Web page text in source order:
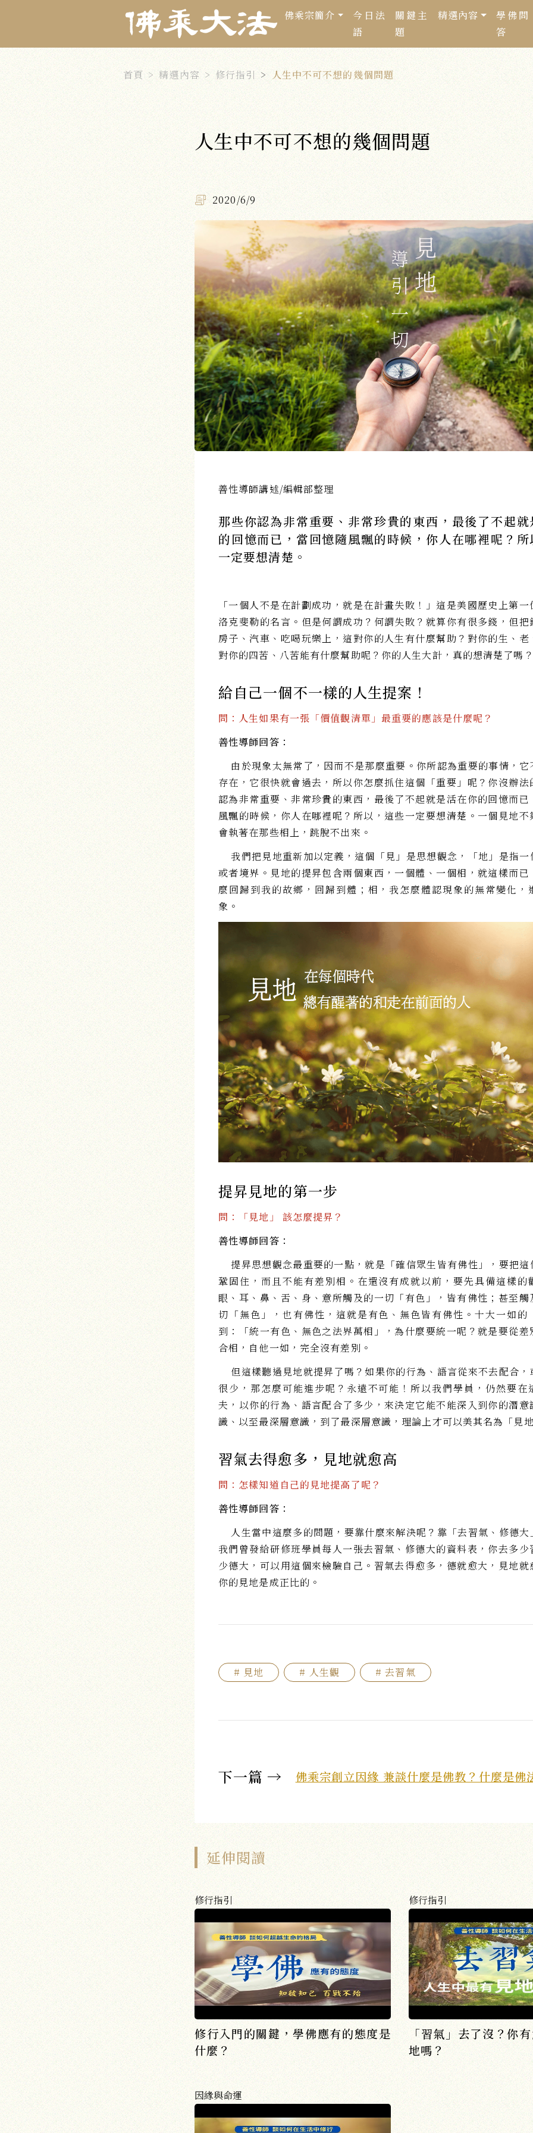
佛乘宗簡介
今日法
語
關鍵主
題
精選內容
學佛問
答
首頁 精選內容 修行指引 人生中不可不想的幾個問題
人生中不可不想的幾個問題
2020/6/9
善性導師講述/編輯部整理
那些你認為非常重要、非常珍貴的東西，最後了不起
的回憶而已，當回憶隨風飄的時候，你人在哪裡呢？
一定要想清楚。
「一個人不是在計劃成功，就是在計畫失敗！」這是美國歷史上第
洛克斐勒的名言。但是何謂成功？何謂失敗？就算你有很多錢，但把
房子、汽車、吃喝玩樂上，這對你的人生有什麼幫助？對你的生、老
對你的四苦、八苦能有什麼幫助呢？你的人生大計，真的想清楚了嗎
給自己一個不一樣的人生提案！
問：人生如果有一張「價值觀清單」最重要的應該是什麼呢？
善性導師回答：
由於現象太無常了，因而不是那麼重要。你所認為重要的事情，它
存在，它很快就會過去，所以你怎麼抓住這個「重要」呢？你沒辦法
認為非常重要、非常珍貴的東西，最後了不起就是活在你的回憶而已
風飄的時候，你人在哪裡呢？所以，這些一定要想清楚。一個見地不
會執著在那些相上，跳脫不出來。
我們把見地重新加以定義，這個「見」是思想觀念，「地」是指一
或者境界。見地的提昇包含兩個東西，一個體、一個相，就這樣而已
麼回歸到我的故鄉，回歸到體；相，我怎麼體認現象的無常變化，
象。
提昇見地的第一步
問：「見地」 該怎麼提昇？
善性導師回答：
提昇思想觀念最重要的一點，就是「確信眾生皆有佛性」，要把這
鞏固住，而且不能有差別相。在還沒有成就以前，要先具備這樣的
眼、耳、鼻、舌、身、意所觸及的一切「有色」，皆有佛性；甚至觸
切「無色」，也有佛性，這就是有色、無色皆有佛性。十大一如的
到：「統一有色、無色之法界萬相」，為什麼要統一呢？就是要從差
合相，自他一如，完全沒有差別。
但這樣聽過見地就提昇了嗎？如果你的行為、語言從來不去配合，
很少，那怎麼可能進步呢？永遠不可能！所以我們學員，仍然要在
夫，以你的行為、語言配合了多少，來決定它能不能深入到你的潛意
識、以至最深層意識，到了最深層意識，理論上才可以美其名為「見
習氣去得愈多，見地就愈高
問：怎樣知道自己的見地提高了呢？
善性導師回答：
人生當中這麼多的問題，要靠什麼來解決呢？靠「去習氣、修德大
我們曾發給研修班學員每人一張去習氣、修德大的資料表，你去多少
少德大，可以用這個來檢驗自己。習氣去得愈多，德就愈大，見地就
你的見地是成正比的。
# 見地 # 人生觀 # 去習氣
下一篇 → 佛乘宗創立因緣 兼談什麼是佛教？什麼是佛
延伸閱讀
修行指引
修行入門的關鍵，學佛應有的態度是
什麼？
修行指引
「習氣」去了沒？你
地嗎？
因緣與命運